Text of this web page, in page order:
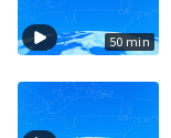
50 min